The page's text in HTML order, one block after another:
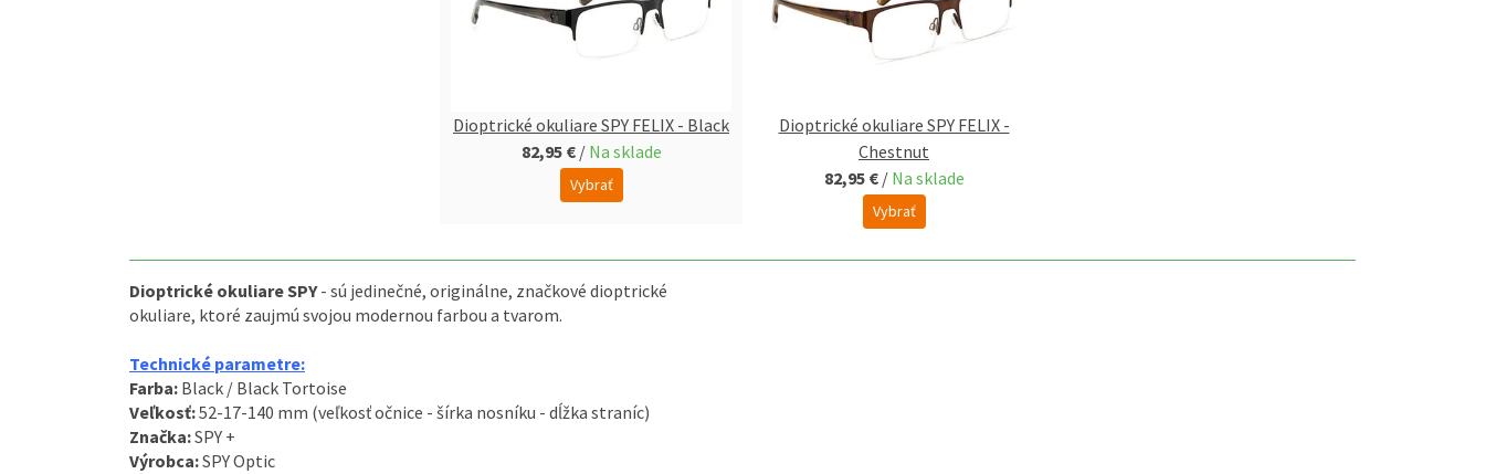
Dioptrické okuliare SPY FELIX - Black
82,95 € / Na sklade
Vybrať
Dioptrické okuliare SPY FELIX -
Chestnut
82,95 € / Na sklade
Vybrať
Dioptrické okuliareSPY - sú jedinečné, originálne, značkové dioptrické
okuliare, ktoré zaujmú svojou modernou farbou a tvarom.
Technické parametre:
Farba: Black / Black Tortoise
Veľkosť:52-17-140 mm (veľkosťočnice - šírka nosníku - dĺžka straníc)
Značka:SPY +
Výrobca:SPYOptic